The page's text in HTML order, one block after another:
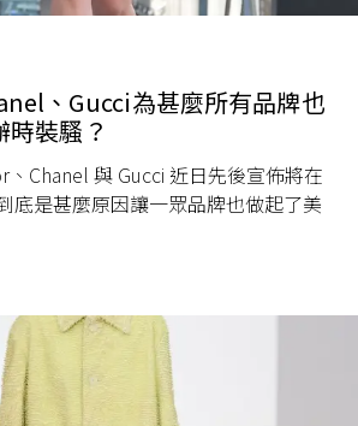
、Gucci⋯⋯為甚麼所有品牌也
裝騷？
Chanel 與 Gucci 近日先後宣佈將在
底是甚麼原因讓一眾品牌也做起了美